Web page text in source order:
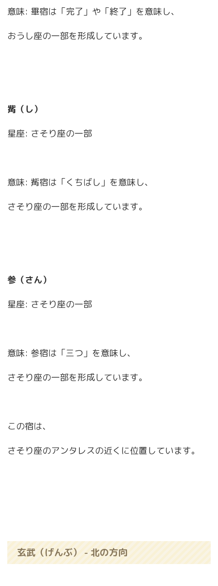
意味: 畢宿は「完了」や「終了」を意味し、
おうし座の一部を形成しています。
觜（し）
星座: さそり座の一部
意味: 觜宿は「くちばし」を意味し、
さそり座の一部を形成しています。
参（さん）
星座: さそり座の一部
意味: 参宿は「三つ」を意味し、
さそり座の一部を形成しています。
この宿は、
さそり座のアンタレスの近くに位置しています。
玄武（げんぶ） - 北の方向